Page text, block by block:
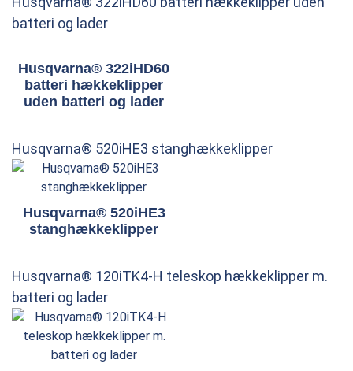
batteri og lader
Husqvarna® 322iHD60
batteri hækkeklipper
uden batteri og lader
Husqvarna® 520iHE3 stanghækkeklipper
Husqvarna® 520iHE3
stanghækkeklipper
Husqvarna® 120iTK4-H teleskop hækkeklipper m.
batteri og lader